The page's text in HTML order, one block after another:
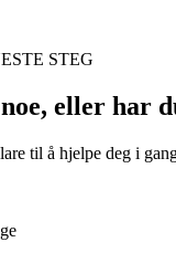
STEG
eller har
til å hjelpe deg i